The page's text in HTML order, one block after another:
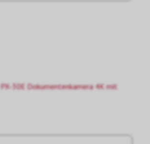
PX-30E Dokumentenkamera 4K mit